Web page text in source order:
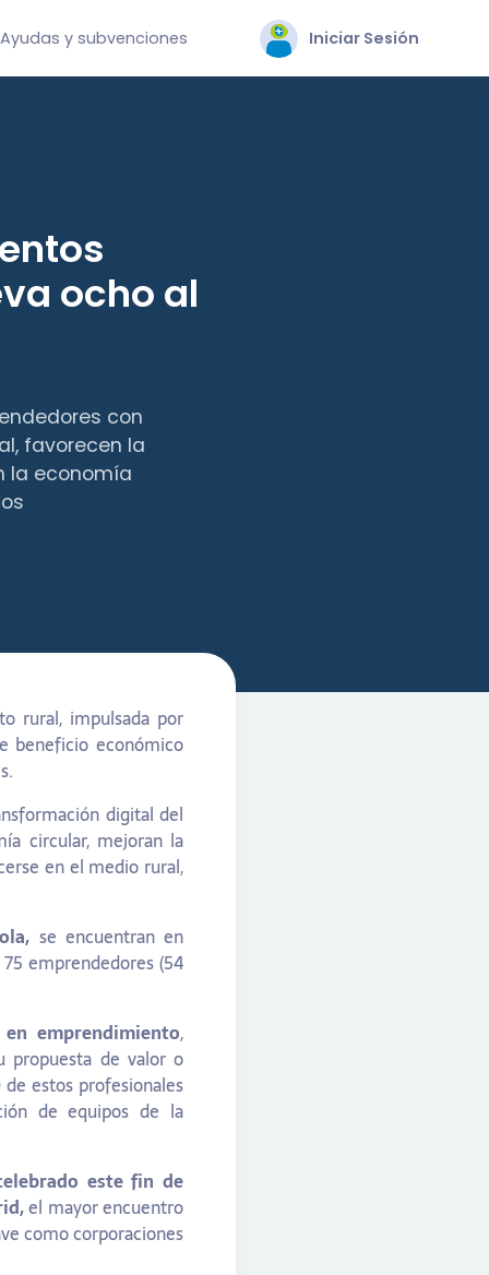
Ayudas y subvenciones Iniciar Sesión
ocho al
con
favorecen la
la economía
rural, impulsada por
beneficio económico
digital del
circular, mejoran la
en el medio rural,
se encuentran en
emprendedores (54
emprendimiento,
propuesta de valor o
estos profesionales
de equipos de la
este fin de
el mayor encuentro
como corporaciones